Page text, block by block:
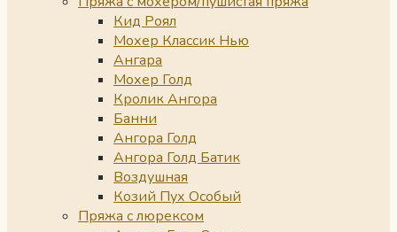
Кид Роял
Мохер Классик Нью
Ангара
Мохер Голд
Кролик Ангора
Банни
Ангора Голд
Ангора Голд Батик
Воздушная
Козий Пух Особый
Пряжа с люрексом